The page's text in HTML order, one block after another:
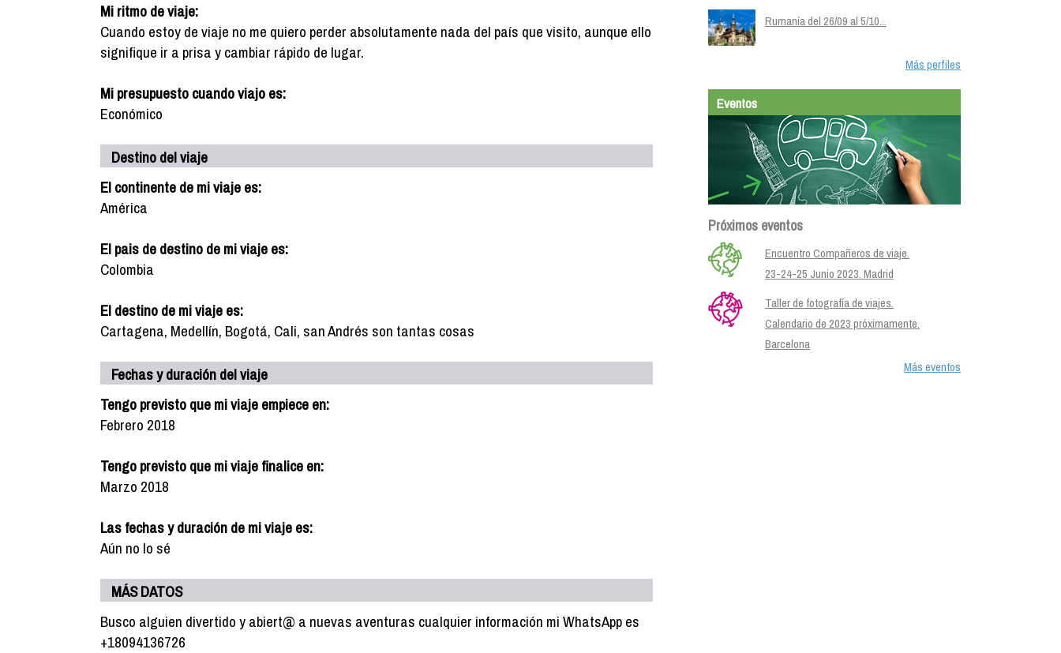
Mi ritmo de viaje:
Cuando estoy de viaje no me quiero perder absolutamente nada del país que visito, aunque ello
signifique ir a prisa y cambiar rápido de lugar.
Mi presupuesto cuando viajo es:
Económico
Destino del viaje
El continente de mi viaje es:
América
El pais de destino de mi viaje es:
Colombia
El destino de mi viaje es:
Cartagena, Medellín, Bogotá, Cali, san Andrés son tantas cosas
Fechas y duración del viaje
Tengo previsto que mi viaje empiece en:
Febrero 2018
Tengo previsto que mi viaje finalice en:
Marzo 2018
Las fechas y duración de mi viaje es:
Aún no lo sé
MÁS DATOS
Busco alguien divertido y abiert@ a nuevas aventuras cualquier información mi WhatsApp es
+18094136726
Rumanía del 26/09 al 5/10...
Más perfiles
Eventos
Próximos eventos
Encuentro Compañeros de viaje.
23-24-25 Junio 2023. Madrid
Taller de fotografía de viajes.
Calendario de 2023 próximamente.
Barcelona
Más eventos